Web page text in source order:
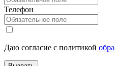
Телефон
Даю согласие с политикой